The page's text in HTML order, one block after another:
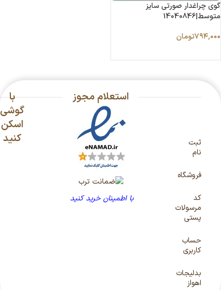
گوی چراغدار صورتی سایز
متوسط|14040846
۷۹۴,۰۰۰تومان
ثبت
نام
فروشگاه
کد
مرسولات
پستی
حساب
کاربری
بدلیجات
اهواز
استعلام مجوز
با اطمینان خرید کنید
با
گوشی
اسکن
کنید